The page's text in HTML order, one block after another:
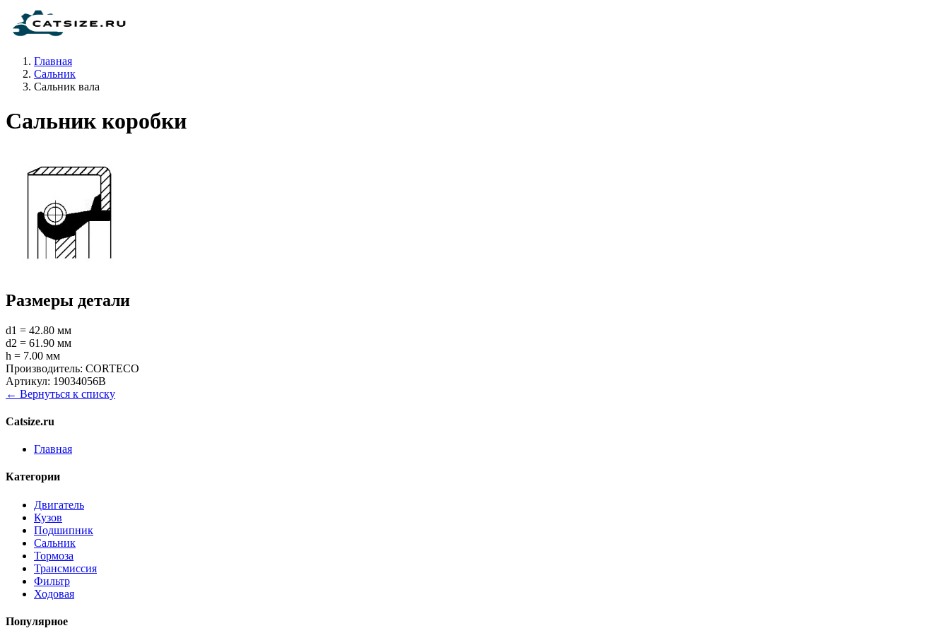
Главная
Сальник
Сальник вала
Сальник коробки
Размеры детали
d1 = 42.80 мм
d2 = 61.90 мм
h = 7.00 мм
Производитель: CORTECO
Артикул: 19034056B
← Вернуться к списку
Catsize.ru
Главная
Категории
Двигатель
Кузов
Подшипник
Сальник
Тормоза
Трансмиссия
Фильтр
Ходовая
Популярное